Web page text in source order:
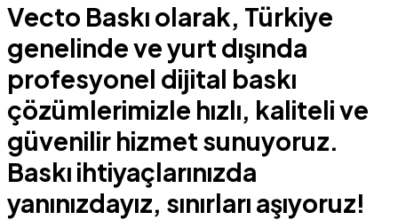
Vecto Baskı olarak, Türkiye
genelinde ve yurt dışında
profesyonel dijital baskı
çözümlerimizle hızlı, kaliteli ve
güvenilir hizmet sunuyoruz.
Baskı ihtiyaçlarınızda
yanınızdayız, sınırları aşıyoruz!